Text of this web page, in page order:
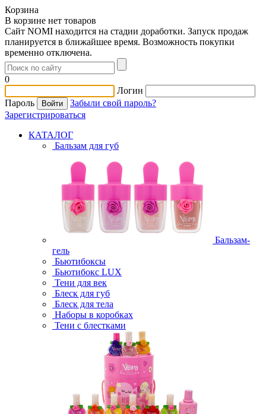
Корзина
В корзине нет товаров
Сайт NOMI находится на стадии доработки. Запуск продаж
планируется в ближайшее время. Возможность покупки
временно отключена.
0
Логин
Пароль
Забыли свой пароль?
Зарегистрироваться
КАТАЛОГ
Бальзам для губ
Бальзам-
гель
Бьютибоксы
Бьютибокс LUX
Тени для век
Блеск для губ
Блеск для тела
Наборы в коробках
Тени с блестками